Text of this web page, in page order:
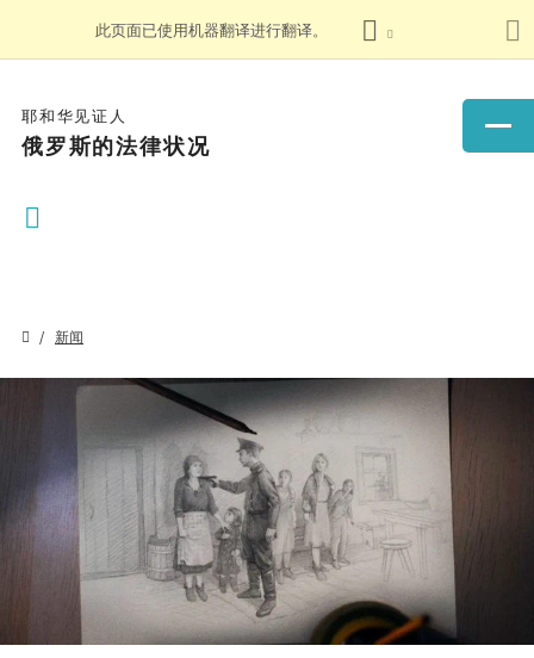
此页面已使用机器翻译进行翻译。
耶和华见证人
俄罗斯的法律状况
新闻